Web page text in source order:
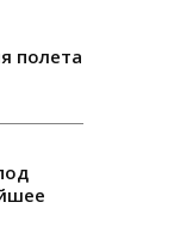
полета